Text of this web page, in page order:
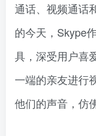
通话、视频通话
的今天，Skype
具，深受用户喜
一端的亲友进行
他们的声音，仿